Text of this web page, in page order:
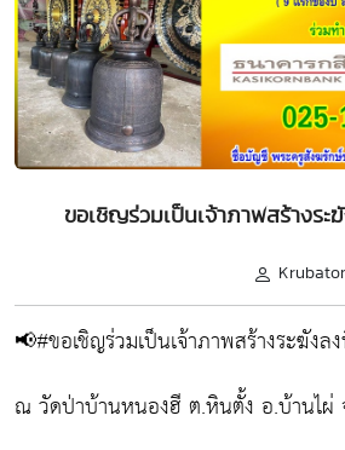
ขอเชิญร่วมเป็นเจ้าภาพสร้างร
📢#ขอเชิญร่วมเป็นเจ้าภาพสร้างระฆัง
ณ วัดป่าบ้านหนองฮี ต.หินตั้ง อ.บ้านไผ่